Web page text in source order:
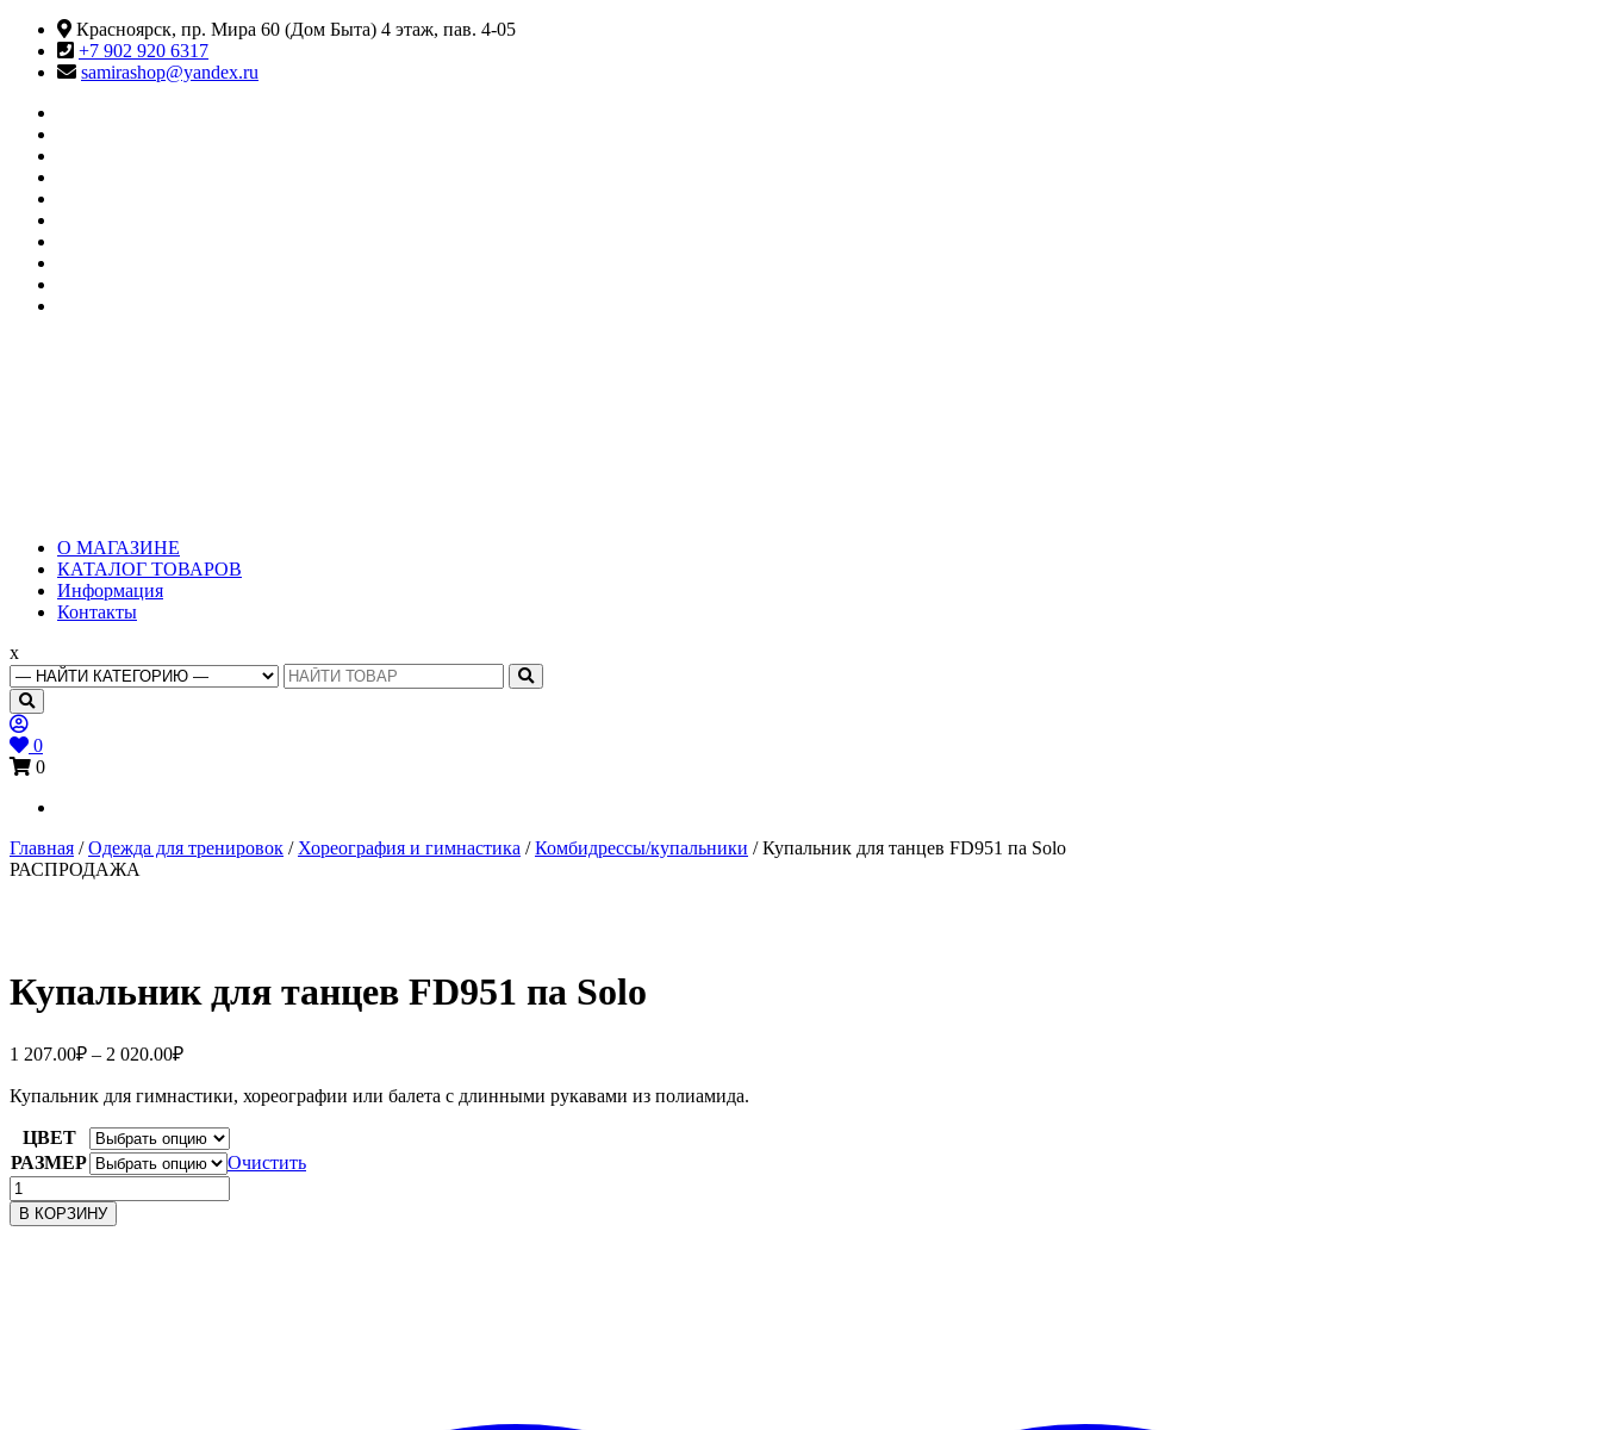
Перейти
содержимому
Красноярск, пр. Мира 60 (Дом Быта) 4 этаж, пав. 4-05
+7 902 920 6317
samirashop@yandex.ru
Основное
меню
О МАГАЗИНЕ
КАТАЛОГ ТОВАРОВ
Информация
Контакты
x
Search
for:
0
0
Главная /Одежда для тренировок / Хореография и гимнастика /Комбидрессы/купальники / Купальник для танцев FD951 па Solo
РАСПРОДАЖА
Купальник для танцев FD951 па Solo
1 207.00₽ – 2 020.00₽Диапазон
1
–
2
Купальник для гимнастики, хореографии или балета с длинными рукавами из полиамида.
ЦВЕТ
РАЗМЕР
Очистить
Количество
товара
Купальник
В КОРЗИНУ